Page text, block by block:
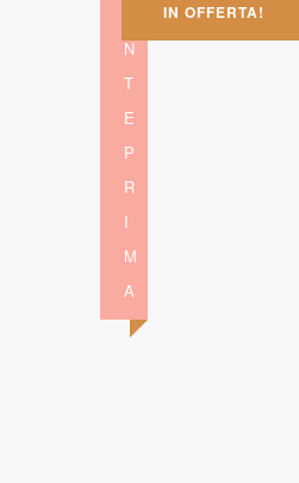
IN OFFERTA!
N
T
E
P
R
I
M
A